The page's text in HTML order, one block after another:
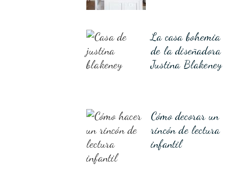
La casa bohemia
de la diseñadora
Justina Blakeney
Cómo decorar un
rincón de lectura
infantil